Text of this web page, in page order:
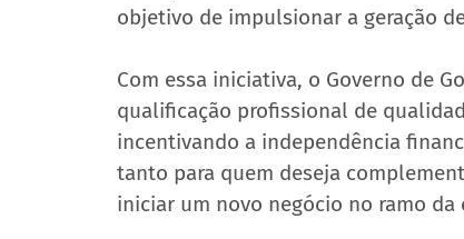
objetivo de impulsionar a geração
Com essa iniciativa, o Governo de
qualificação profissional de
incentivando a independência
tanto para quem deseja
iniciar um novo negócio no ramo